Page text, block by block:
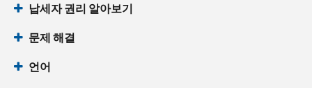
납세자 권리 알아보기
문제 해결
언어